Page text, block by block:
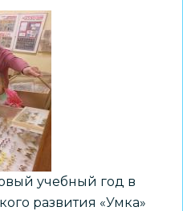
учебный год в
развития «Умка»